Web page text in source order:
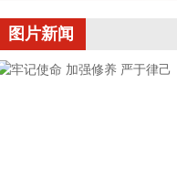
2026-08-06 22:16:16
映翰通(688080)8月6日公告
图片新闻